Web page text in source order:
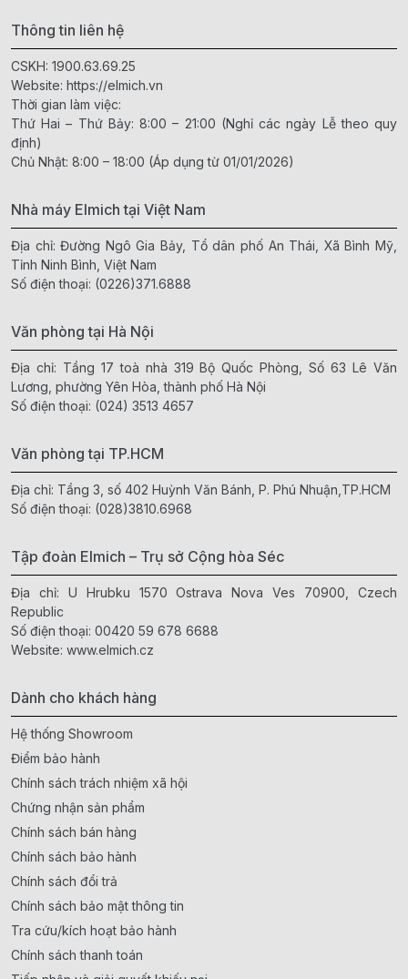
Thông tin liên hệ
CSKH: 1900.63.69.25
Website: https://elmich.vn
Thời gian làm việc:
Thứ Hai – Thứ Bảy: 8:00 – 21:00 (Nghỉ các ngày Lễ theo quy
định)
Chủ Nhật: 8:00 – 18:00 (Áp dụng từ 01/01/2026)
Nhà máy Elmich tại Việt Nam
Địa chỉ: Đường Ngô Gia Bảy, Tổ dân phố An Thái, Xã Bình Mỹ,
Tỉnh Ninh Bình, Việt Nam
Số điện thoại: (0226)371.6888
Văn phòng tại Hà Nội
Địa chỉ: Tầng 17 toà nhà 319 Bộ Quốc Phòng, Số 63 Lê Văn
Lương, phường Yên Hòa, thành phố Hà Nội
Số điện thoại: (024) 3513 4657
Văn phòng tại TP.HCM
Địa chỉ: Tầng 3, số 402 Huỳnh Văn Bánh, P. Phú Nhuận,TP.HCM
Số điện thoại: (028)3810.6968
Tập đoàn Elmich – Trụ sở Cộng hòa Séc
Địa chỉ: U Hrubku 1570 Ostrava Nova Ves 70900, Czech
Republic
Số điện thoại: 00420 59 678 6688
Website: www.elmich.cz
Dành cho khách hàng
Hệ thống Showroom
Điểm bảo hành
Chính sách trách nhiệm xã hội
Chứng nhận sản phẩm
Chính sách bán hàng
Chính sách bảo hành
Chính sách đổi trả
Chính sách bảo mật thông tin
Tra cứu/kích hoạt bảo hành
Chính sách thanh toán